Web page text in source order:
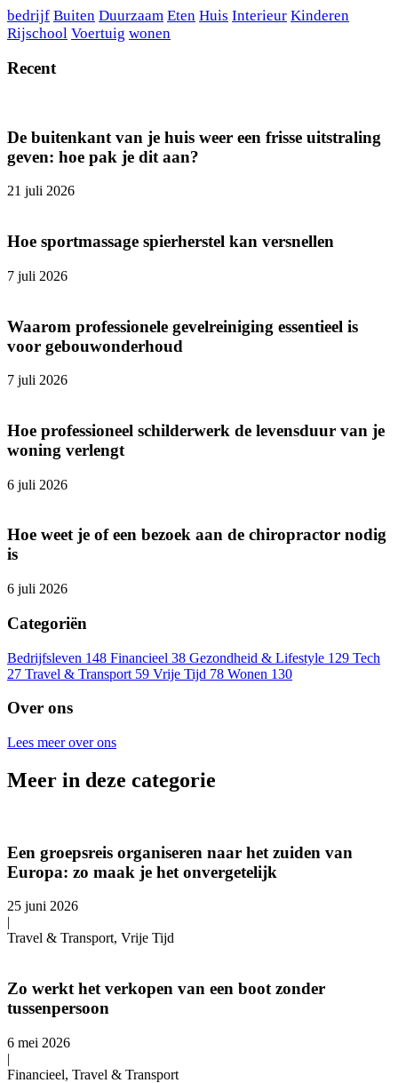
bedrijf Buiten Duurzaam Eten Huis Interieur Kinderen
Rijschool Voertuig wonen
Recent
De buitenkant van je huis weer een frisse uitstraling
geven: hoe pak je dit aan?
21 juli 2026
Hoe sportmassage spierherstel kan versnellen
7 juli 2026
Waarom professionele gevelreiniging essentieel is
voor gebouwonderhoud
7 juli 2026
Hoe professioneel schilderwerk de levensduur van je
woning verlengt
6 juli 2026
Hoe weet je of een bezoek aan de chiropractor nodig
is
6 juli 2026
Categoriën
Bedrijfsleven 148 Financieel 38 Gezondheid & Lifestyle 129 Tech
27 Travel & Transport 59 Vrije Tijd 78 Wonen 130
Over ons
Lees meer over ons
Meer in deze categorie
Een groepsreis organiseren naar het zuiden van
Europa: zo maak je het onvergetelijk
25 juni 2026
|
Travel & Transport, Vrije Tijd
Zo werkt het verkopen van een boot zonder
tussenpersoon
6 mei 2026
|
Financieel, Travel & Transport